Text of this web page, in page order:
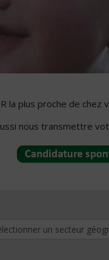
la plus proche de
nous transmettre